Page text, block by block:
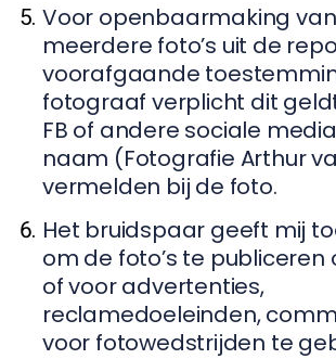
Voor openbaarmaking
meerdere foto’s uit de
voorafgaande
fotograaf verplicht dit
FB of andere sociale
naam (Fotografie Arthur
vermelden bij de foto.
Het bruidspaar geeft mij
om de foto’s te publiceren
of voor advertenties,
reclamedoeleinden,
voor fotowedstrijden te